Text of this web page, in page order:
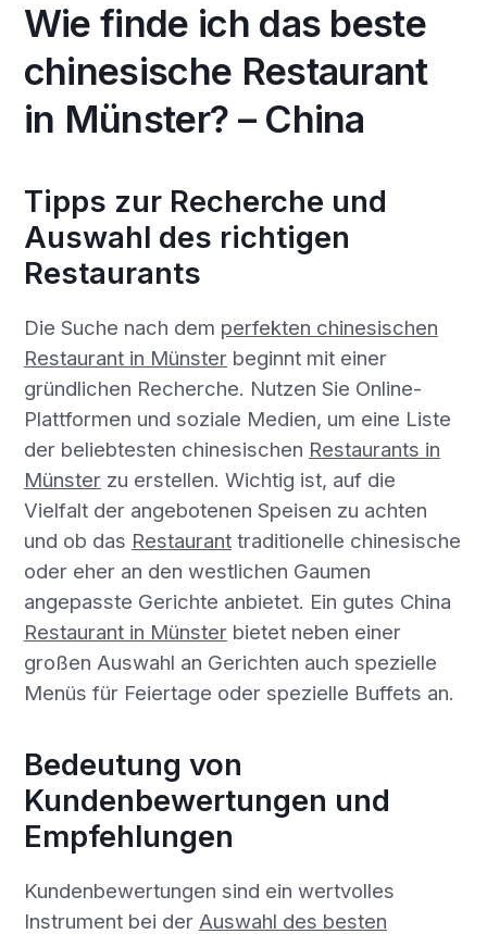
Wie finde ich das beste
chinesische Restaurant
in Münster? – China
Tipps zur Recherche und
Auswahl des richtigen
Restaurants
Die Suche nach dem perfekten chinesischen
Restaurant in Münsterbeginnt mit einer
gründlichen Recherche. Nutzen Sie Online-
Plattformen und soziale Medien, um eine Liste
der beliebtesten chinesischen Restaurants in
Münsterzu erstellen. Wichtig ist, auf die
Vielfalt der angebotenen Speisen zu achten
und ob das Restauranttraditionelle chinesische
oder eher an den westlichen Gaumen
angepasste Gerichte anbietet. Ein gutes China
Restaurant in Münsterbietet neben einer
großen Auswahl an Gerichten auch spezielle
Menüs für Feiertage oder spezielle Buffets an.
Bedeutung von
Kundenbewertungen und
Empfehlungen
Kundenbewertungen sind ein wertvolles
Instrument bei der Auswahl des besten